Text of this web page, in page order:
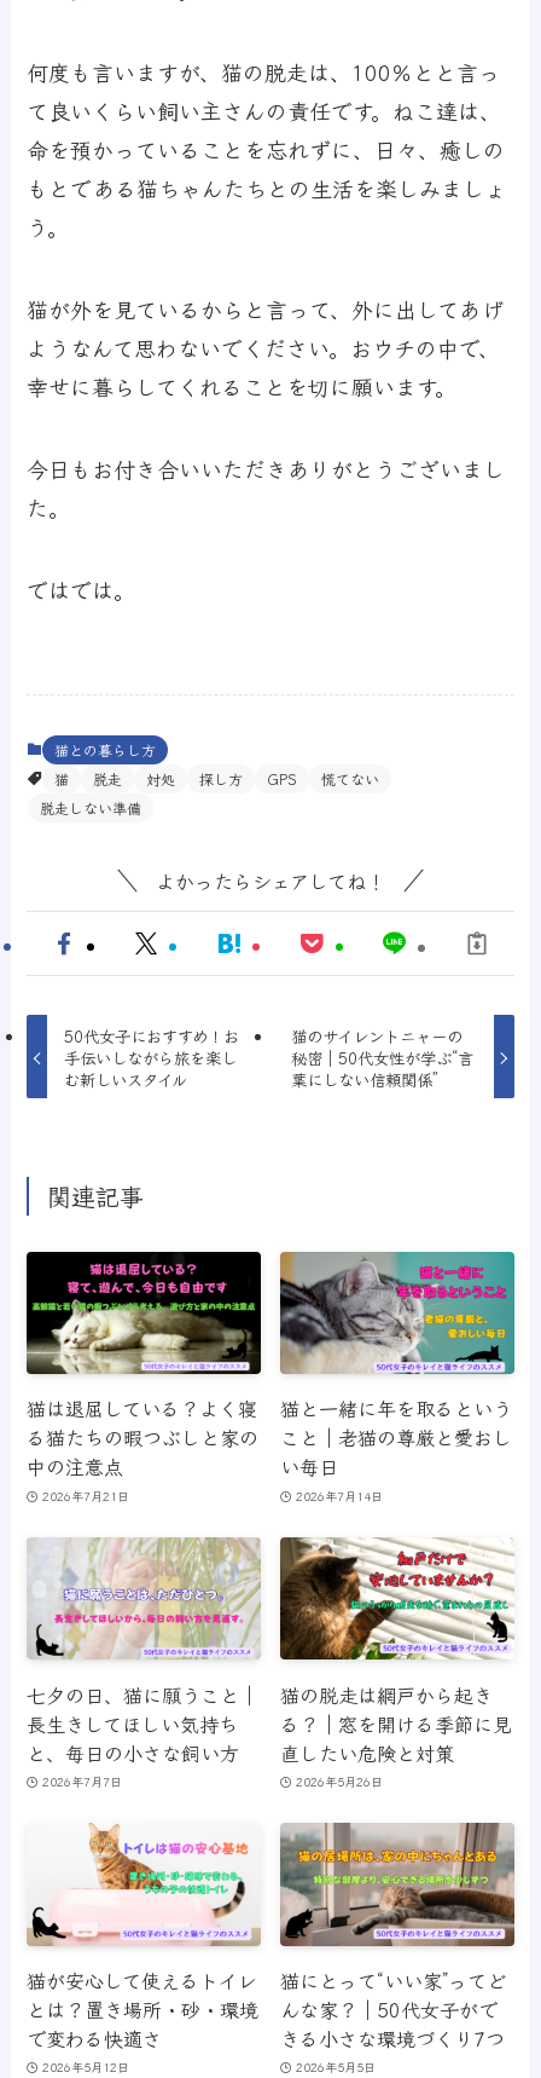
何度も言いますが、猫の脱走は、100％とと言っ
て良いくらい飼い主さんの責任です。ねこ達は、
命を預かっていることを忘れずに、日々、癒しの
もとである猫ちゃんたちとの生活を楽しみましょ
う。
猫が外を見ているからと言って、外に出してあげ
ようなんて思わないでください。おウチの中で、
幸せに暮らしてくれることを切に願います。
今日もお付き合いいただきありがとうございまし
た。
ではでは。
猫との暮らし方
猫
脱走 対処 探し方 GPS
慌てない
脱走しない準備
よかったらシェアしてね！
50代女子におすすめ！お
手伝いしながら旅を楽し
む新しいスタイル
猫のサイレントニャーの
秘密｜50代女性が学ぶ“言
葉にしない信頼関係”
関連記事
猫は退屈している？よく寝
る猫たちの暇つぶしと家の
中の注意点
2026年7月21日
猫と一緒に年を取るという
こと｜老猫の尊厳と愛おし
い毎日
2026年7月14日
七夕の日、猫に願うこと｜
長生きしてほしい気持ち
と、毎日の小さな飼い方
2026年7月7日
猫の脱走は網戸から起き
る？｜窓を開ける季節に見
直したい危険と対策
2026年5月26日
猫が安心して使えるトイレ
とは？置き場所・砂・環境
で変わる快適さ
2026年5月12日
猫にとって“いい家”ってど
んな家？｜50代女子がで
きる小さな環境づくり7つ
2026年5月5日